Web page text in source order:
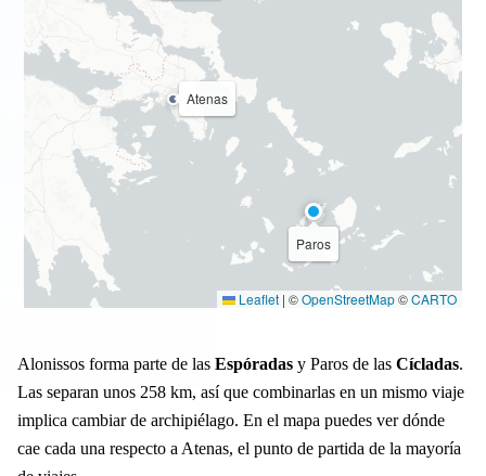
Paros
Atenas
Leaflet | ©OpenStreetMap©CARTO
Alonissos forma parte de las Espóradas y Paros de las Cícladas.
Las separan unos 258 km, así que combinarlas en un mismo viaje
implica cambiar de archipiélago. En el mapa puedes ver dónde
cae cada una respecto a Atenas, el punto de partida de la mayoría